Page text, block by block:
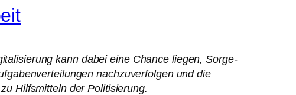
kann dabei eine Chance liegen, Sorge-
nachzuverfolgen und die
Hilfsmitteln der Politisierung.